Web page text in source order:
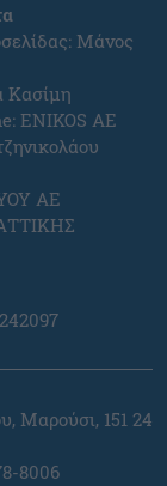
Μάνος
Κασίμη
ENIKOS AE
ΑΕ
Μαρούσι, 151 24
8006